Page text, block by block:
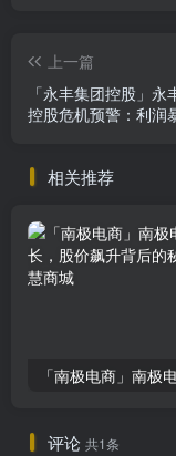
上一篇
「永丰集团控股」永
控股危机预警：利润
相关推荐
评论 共1条